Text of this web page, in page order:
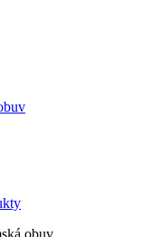
obuv